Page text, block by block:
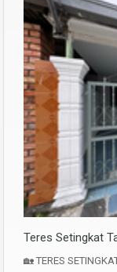
Teres Setingkat
🏡 TERES